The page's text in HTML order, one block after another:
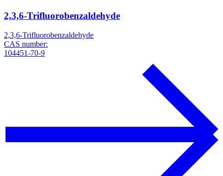
2,3,6-Trifluorobenzaldehyde
2,3,6-Trifluorobenzaldehyde
CAS number:
104451-70-9